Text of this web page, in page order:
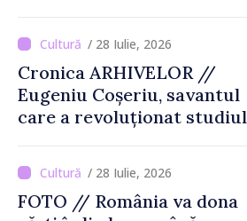
/ 28 Iulie, 2026
Cronica ARHIVELOR //
Eugeniu Coșeriu, savantul
care a revoluționat studiul
/ 28 Iulie, 2026
FOTO // România va dona